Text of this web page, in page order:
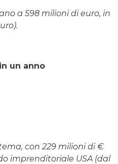
a 598 milioni di euro, in
un anno
con 229 milioni di €
imprenditoriale USA (dal